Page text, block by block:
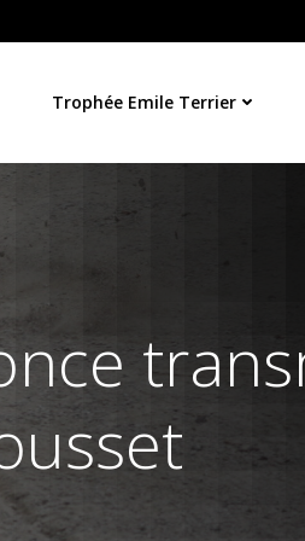
Trophée Emile Terrier